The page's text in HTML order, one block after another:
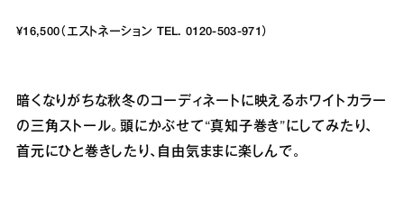
¥16,500（エストネーション TEL. 0120-503-971）
暗くなりがちな秋冬のコーディネートに映えるホワイトカラー
の三角ストール。頭にかぶせて“真知子巻き”にしてみたり、
首元にひと巻きしたり、自由気ままに楽しんで。